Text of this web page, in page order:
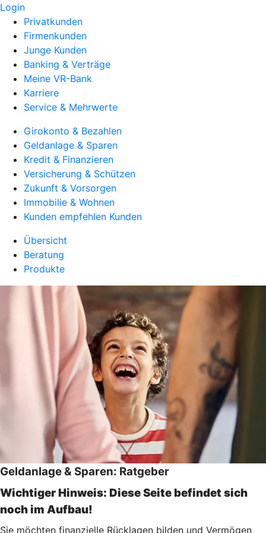
Login
Privatkunden
Firmenkunden
Junge Kunden
Banking & Verträge
Meine VR-Bank
Karriere
Service & Mehrwerte
Girokonto & Bezahlen
Geldanlage & Sparen
Kredit & Finanzieren
Versicherung & Schützen
Zukunft & Vorsorgen
Immobilie & Wohnen
Kunden empfehlen Kunden
Übersicht
Beratung
Produkte
Geldanlage & Sparen: Ratgeber
Wichtiger Hinweis: Diese Seite befindet sich
noch im Aufbau!
Sie möchten finanzielle Rücklagen bilden und Vermögen